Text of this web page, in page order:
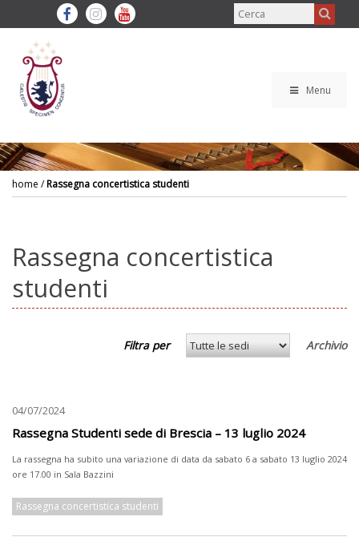
Menu
home /Rassegna concertistica studenti
Rassegna concertistica
studenti
Filtra per Archivio
04/07/2024
Rassegna Studenti sede di Brescia – 13 luglio 2024
La rassegna ha subito una variazione di data da sabato 6 a sabato 13 luglio 2024
ore 17.00 in Sala Bazzini
Rassegna concertistica studenti